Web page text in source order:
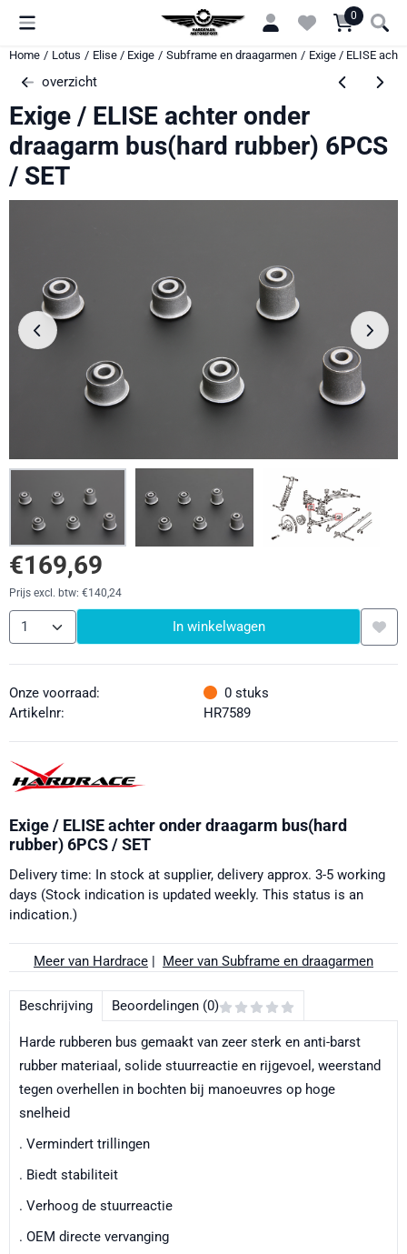
Cookievoorkeuren zijn momenteel gesloten. 0
Home / Lotus / Elise / Exige / Subframe en draagarmen / Exige / ELISE
overzicht
Exige / ELISE achter onder
draagarm bus(hard rubber) 6PCS
/ SET
€169,69
Prijs excl. btw: €140,24
Aantal In winkelwagen
Onze voorraad: 0 stuks
Artikelnr:
HR7589
Exige / ELISE achter onder draagarm bus(hard
rubber) 6PCS / SET
Delivery time: In stock at supplier, delivery approx. 3-5 working
days (Stock indication is updated weekly. This status is an
indication.)
Meer van Hardrace | Meer van Subframe en draagarmen
Beschrijving Beoordelingen (0)
Harde rubberen bus gemaakt van zeer sterk en anti-barst
rubber materiaal, solide stuurreactie en rijgevoel, weerstand
tegen overhellen in bochten bij manoeuvres op hoge
snelheid
. Vermindert trillingen
. Biedt stabiliteit
. Verhoog de stuurreactie
. OEM directe vervanging